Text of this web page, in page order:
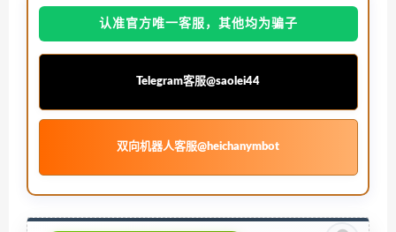
认准官方唯一客服，其他均为骗子
Telegram客服@saolei44
双向机器人客服@heichanymbot